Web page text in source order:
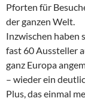
Pforten für
der ganzen Welt.
Inzwischen haben
fast 60 Aussteller
ganz Europa
– wieder ein
Plus, das einmal